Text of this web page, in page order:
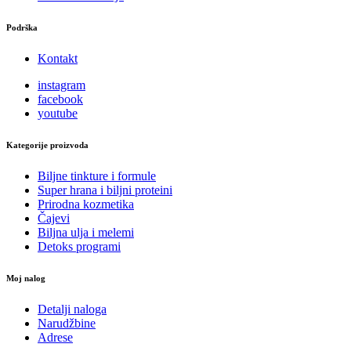
Podrška
Kontakt
instagram
facebook
youtube
Kategorije proizvoda
Biljne tinkture i formule
Super hrana i biljni proteini
Prirodna kozmetika
Čajevi
Biljna ulja i melemi
Detoks programi
Moj nalog
Detalji naloga
Narudžbine
Adrese